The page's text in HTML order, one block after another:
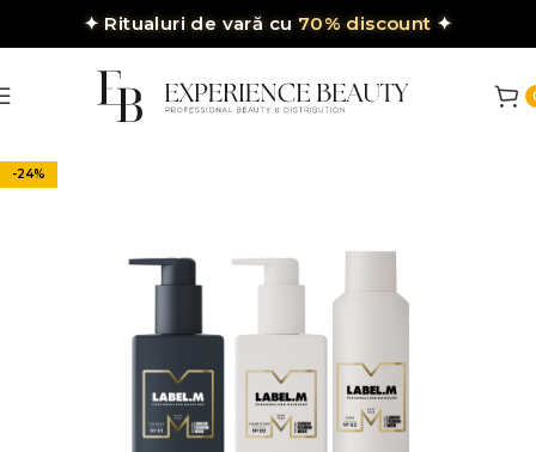
✦ Ritualuri de vară cu 70% discount ✦
-24%